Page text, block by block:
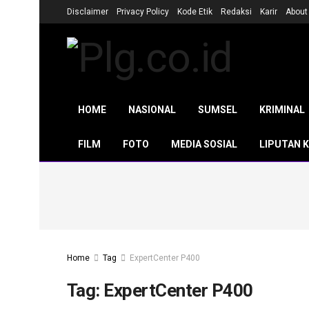
Disclaimer Privacy Policy Kode Etik Redaksi Karir About
HOME NASIONAL SUMSEL KRIMINAL
FILM FOTO MEDIA SOSIAL LIPUTAN
Home Tag ExpertCenter P400
Tag: ExpertCenter P400